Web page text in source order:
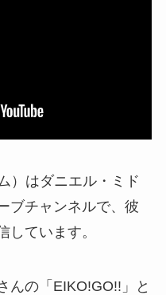
）はダニエル・ミド
ブチャンネルで、彼
しています。
んの「EIKO!GO!!」と